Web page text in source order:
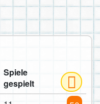
Spiele
gespielt